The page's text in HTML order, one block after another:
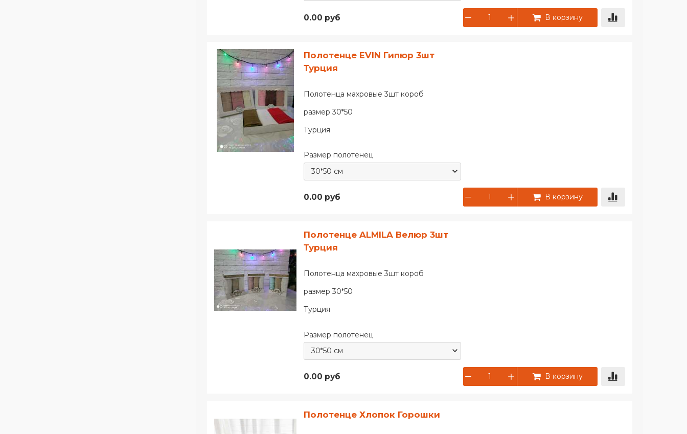
0.00 руб В корзину
Полотенце EVIN Гипюр 3шт
Турция
Полотенца махровые 3шт короб
размер 30*50
Турция
0.00 руб
Размер полотенец
В корзину
Полотенце ALMILA Велюр 3шт
Турция
Полотенца махровые 3шт короб
размер 30*50
Турция
0.00 руб
Размер полотенец
В корзину
Полотенце Хлопок Горошки